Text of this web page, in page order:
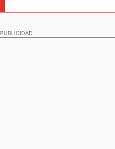
PUBLICIDAD